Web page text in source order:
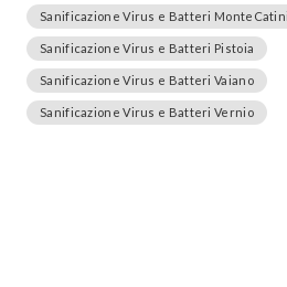
Sanificazione Virus e Batteri
Sanificazione Virus e Batteri Pistoia
Sanificazione Virus e Batteri Vaiano
Sanificazione Virus e Batteri Vernio